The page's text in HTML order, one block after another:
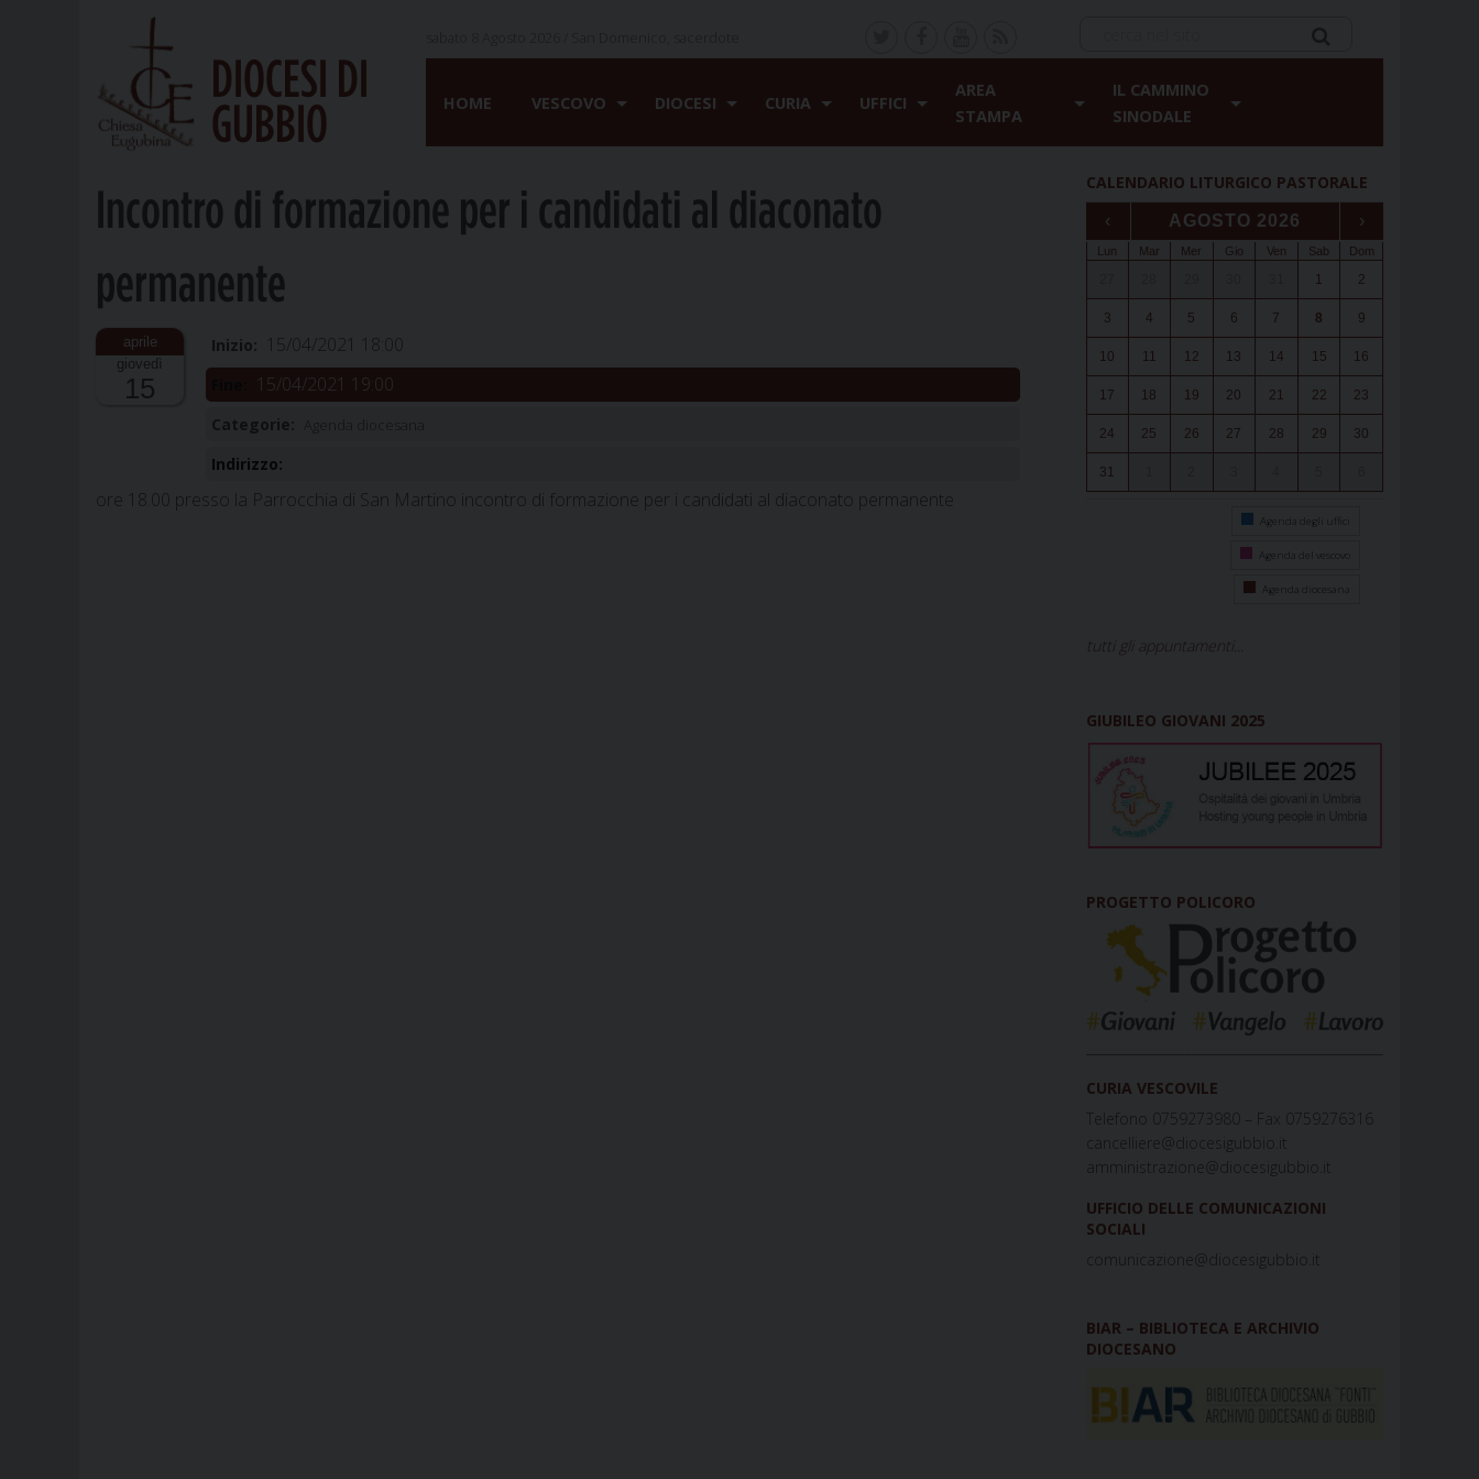
DIOCESI DI
GUBBIO
HOME VESCOVO DIOCESI CURIA UFFICI
AREA
STAMPA
IL CAMMINO
SINODALE
Incontro di formazione per i candidati al diaconato
permanente
giovedì
15
Inizio: 15/04/2021 18:00
15/04/2021 19:00
Categorie:
Indirizzo:
ore 18.00 presso la Parrocchia di San Martino incontro di formazione per i candidati al diaconato permanente
CALENDARIO LITURGICO PASTORALE
‹ AGOSTO 2026 ›
Lun Mar Mer Gio Ven Sab Dom
1 2
3 4 5 6 7 8 9
10 11 12 13 14 15 16
17 18 19 20 21 22 23
24 25 26 27 28 29 30
31
Agenda degli uffici
Agenda del vescovo
Agenda diocesana
tutti gli appuntamenti...
GIUBILEO GIOVANI 2025
PROGETTO POLICORO
CURIA VESCOVILE
Telefono 0759273980 – Fax 0759276316
cancelliere@diocesigubbio.it
amministrazione@diocesigubbio.it
UFFICIO DELLE COMUNICAZIONI
SOCIALI
comunicazione@diocesigubbio.it
BIAR – BIBLIOTECA E ARCHIVIO
DIOCESANO